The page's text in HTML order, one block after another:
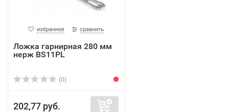
избранное сравнить
Ложка гарнирная 280 мм
нерж BS11PL
(0)
202,77 руб.